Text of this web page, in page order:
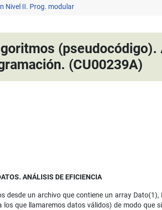
Nivel II. Prog. modular
(CU00239A)
ANÁLISIS DE EFICIENCIA
desde un archivo que contiene un array
que llamaremos datos válidos) de modo que